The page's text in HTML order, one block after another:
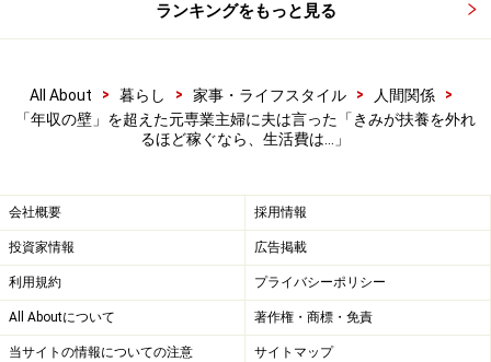
ランキングをもっと見る
All About > 暮らし > 家事・ライフスタイル > 人間関係
>
「年収の壁」を超えた元専業主婦に夫は言った「きみが扶養を外れ
るほど稼ぐなら、生活費は…」
会社概要 採用情報
投資家情報 広告掲載
利用規約 プライバシーポリシー
All Aboutについて 著作権・商標・免責
当サイトの情報についての注意 サイトマップ